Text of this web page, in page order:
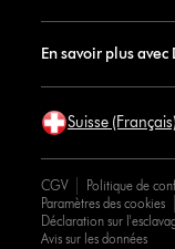
En savoir plus avec
Suisse (Français)
CGV Politique de
Paramètres des cookies
Déclaration sur
Avis sur les données